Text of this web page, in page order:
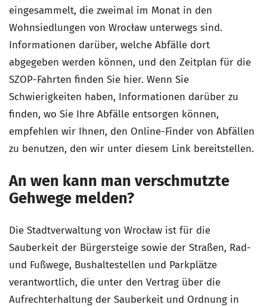
eingesammelt, die zweimal im Monat in den
Wohnsiedlungen von Wrocław unterwegs sind.
Informationen darüber, welche Abfälle dort
abgegeben werden können, und den Zeitplan für die
SZOP-Fahrten finden Sie hier. Wenn Sie
Schwierigkeiten haben, Informationen darüber zu
finden, wo Sie Ihre Abfälle entsorgen können,
empfehlen wir Ihnen, den Online-Finder von Abfällen
zu benutzen, den wir unter diesem Link bereitstellen.
An wen kann man verschmutzte
Gehwege melden?
Die Stadtverwaltung von Wrocław ist für die
Sauberkeit der Bürgersteige sowie der Straßen, Rad-
und Fußwege, Bushaltestellen und Parkplätze
verantwortlich, die unter den Vertrag über die
Aufrechterhaltung der Sauberkeit und Ordnung in